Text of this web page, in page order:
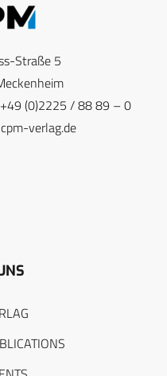
Straße 5
(0)2225 / 88 89 – 0
verlag.de